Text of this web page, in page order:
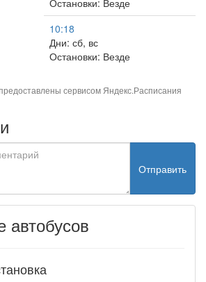
Остановки: Везде
10:18
Дни: сб, вс
Остановки: Везде
сервисом Яндекс.Расписания
Отправить
автобусов